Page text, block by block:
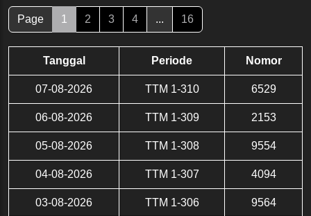
Page 1 2 3 4 ... 16
Tanggal Periode Nomor
07-08-2026 TTM 1-310 6529
06-08-2026 TTM 1-309 2153
05-08-2026 TTM 1-308 9554
04-08-2026 TTM 1-307 4094
03-08-2026 TTM 1-306 9564